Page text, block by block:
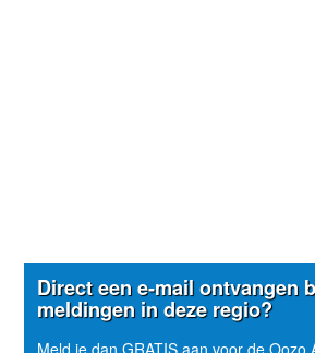
Direct een e-mail ontvangen
meldingen in deze regio?
Meld je dan GRATIS aan voor de Oozo